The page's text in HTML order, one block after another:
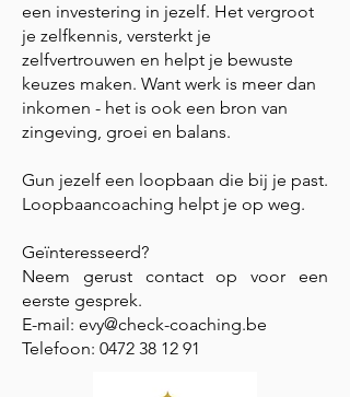
een investering in jezelf. Het vergroot
je zelfkennis, versterkt je
zelfvertrouwen en helpt je bewuste
keuzes maken. Want werk is meer dan
inkomen - het is ook een bron van
zingeving, groei en balans.
Gun jezelf een loopbaan die bij je past.
Loopbaancoaching helpt je op weg.
Geïnteresseerd?
Neem gerust contact op voor een
eerste gesprek.
E-mail: evy@check-coaching.be
Telefoon: 0472 38 12 91